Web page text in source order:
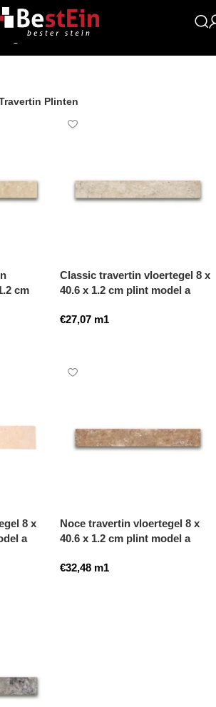
plint
Plinten
cm
Classic travertin vloertegel 8 x
40.6 x 1.2 cm plint model a
€27,07 m1
8 x
a
Noce travertin vloertegel 8 x
40.6 x 1.2 cm plint model a
€32,48 m1